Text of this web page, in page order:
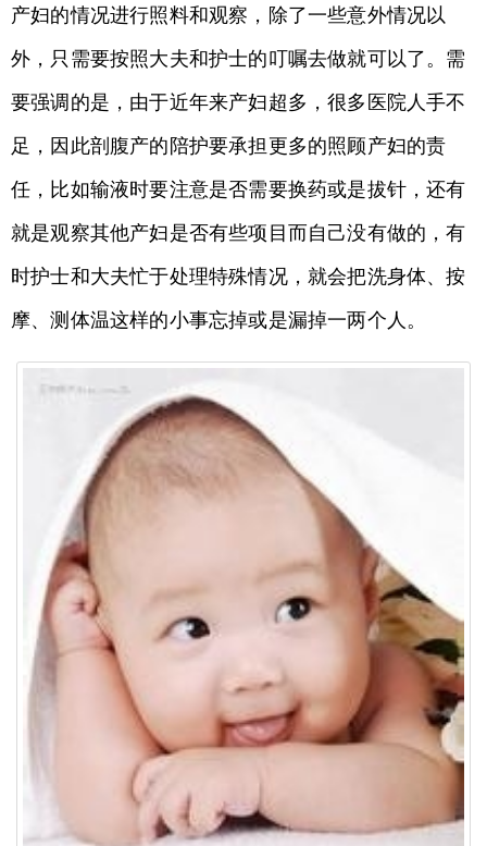
产妇的情况进行照料和观察，除了一些意外情况以
外，只需要按照大夫和护士的叮嘱去做就可以了。需
要强调的是，由于近年来产妇超多，很多医院人手不
足，因此剖腹产的陪护要承担更多的照顾产妇的责
任，比如输液时要注意是否需要换药或是拔针，还有
就是观察其他产妇是否有些项目而自己没有做的，有
时护士和大夫忙于处理特殊情况，就会把洗身体、按
摩、测体温这样的小事忘掉或是漏掉一两个人。